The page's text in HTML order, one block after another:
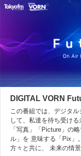
DIGITAL VORN
この番組では、デジタ
して、私達を待ち受け
「写真」「Picture」の
ル」を 意味する「Pix」
方々と共に、 未来の情